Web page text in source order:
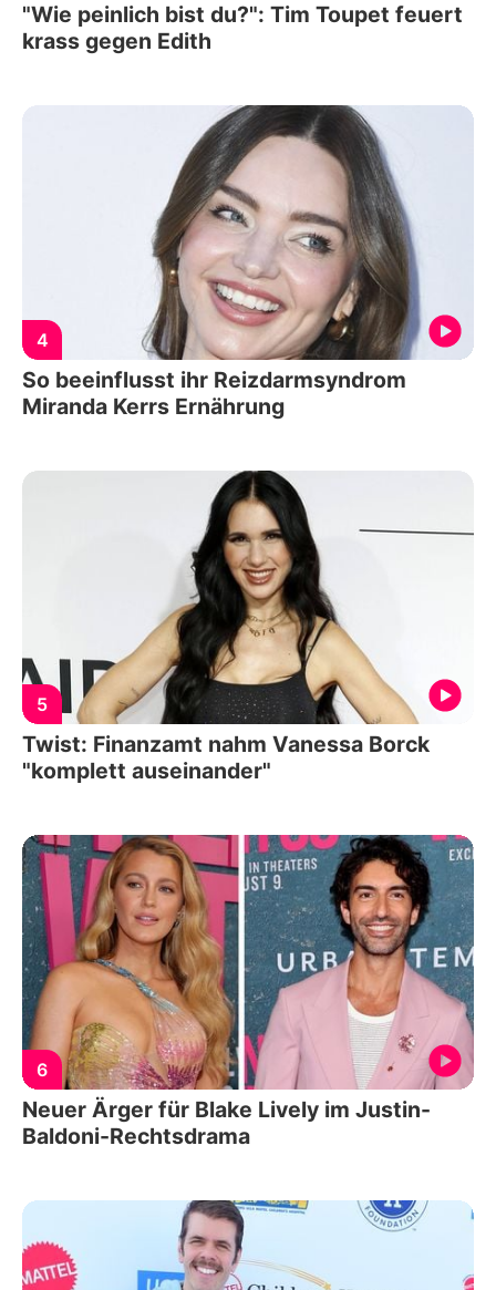
"Wie peinlich bist du?": Tim Toupet feuert
krass gegen Edith
4
So beeinflusst ihr Reizdarmsyndrom
Miranda Kerrs Ernährung
5
Twist: Finanzamt nahm Vanessa Borck
"komplett auseinander"
6
Neuer Ärger für Blake Lively im Justin-
Baldoni-Rechtsdrama